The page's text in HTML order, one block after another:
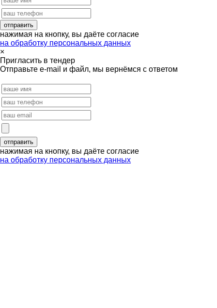
нажимая на кнопку, вы даёте согласие
на обработку персональных данных
×
Пригласить в тендер
Отправьте e-mail и файл, мы вернёмся с ответом
нажимая на кнопку, вы даёте согласие
на обработку персональных данных